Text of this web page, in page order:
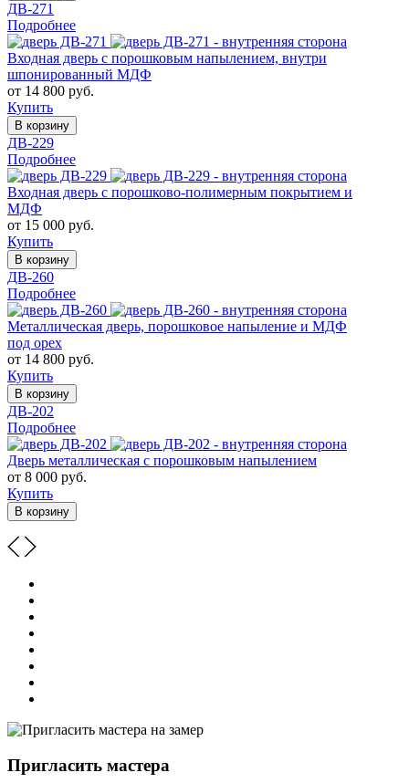
ДВ-271
Подробнее
Входная дверь с порошковым напылением, внутри
шпонированный МДФ
от 14 800 руб.
Купить
В корзину
ДВ-229
Подробнее
Входная дверь с порошково-полимерным покрытием и
МДФ
от 15 000 руб.
Купить
В корзину
ДВ-260
Подробнее
Металлическая дверь, порошковое напыление и МДФ
под орех
от 14 800 руб.
Купить
В корзину
ДВ-202
Подробнее
Дверь металлическая с порошковым напылением
от 8 000 руб.
Купить
В корзину
Пригласить мастера